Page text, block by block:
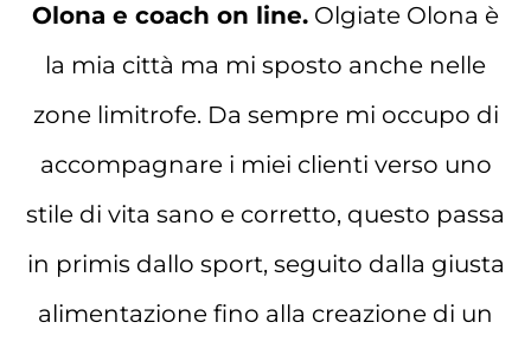
Olona e coach on line. Olgiate Olona è
la mia città ma mi sposto anche nelle
zone limitrofe. Da sempre mi occupo di
accompagnare i miei clienti verso uno
stile di vita sano e corretto, questo passa
in primis dallo sport, seguito dalla giusta
alimentazione fino alla creazione di un